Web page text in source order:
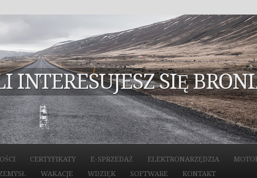
INTERESUJESZ SIĘ
CERTYFIKATY E-SPRZEDAŻ ELEKTRONARZĘDZIA
WAKACJE WDZIĘK SOFTWARE KONTAKT